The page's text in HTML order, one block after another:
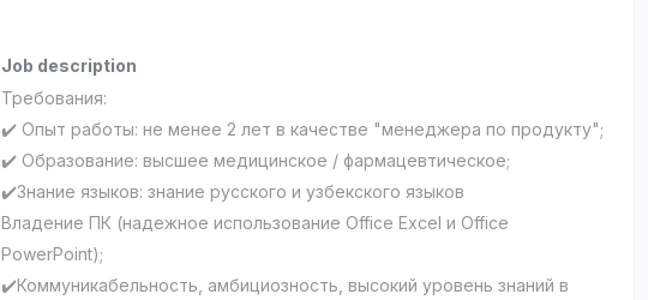
Job description
Требования:
✔️ Опыт работы: не менее 2 лет в качестве "менеджера по продукту";
✔️ Образование: высшее медицинское / фармацевтическое;
✔️Знание языков: знание русского и узбекского языков
Владение ПК (надежное использование Office Excel и Office
PowerPoint);
✔️Коммуникабельность, амбициозность, высокий уровень знаний в